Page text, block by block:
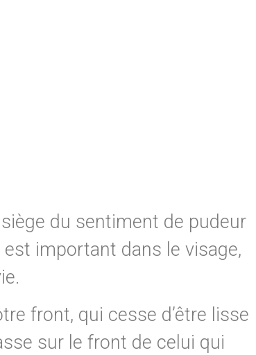
du sentiment de pudeur
est important dans le visage,
front, qui cesse d’être lisse
sur le front de celui qui